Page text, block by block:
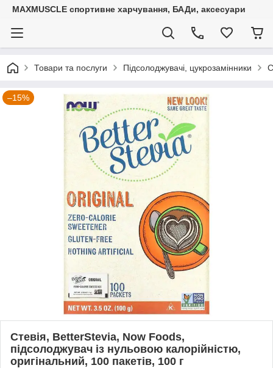
MAXMUSCLE спортивне харчування, БАДи, аксесуари
Товари та послуги Підсолоджувачі, цукрозамінники
–15%
Стевія, BetterStevia, Now Foods,
підсолоджувач із нульовою калорійністю,
оригінальний, 100 пакетів, 100 г